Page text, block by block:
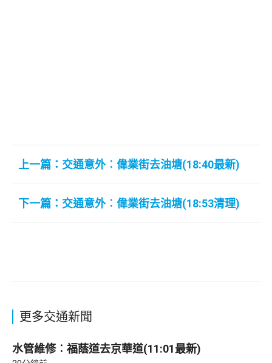
上一篇：交通意外︰偉業街去油塘(18:40最新)
下一篇：交通意外︰偉業街去油塘(18:53清理)
更多交通新聞
水管維修︰福蔭道去京華道(11:01最新)